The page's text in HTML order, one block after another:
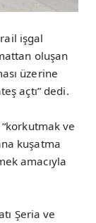
işgal
oluşan
üzerine
açtı” dedi.
ve
kuşatma
amacıyla
Şeria ve